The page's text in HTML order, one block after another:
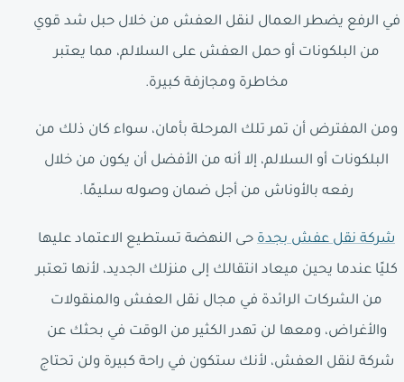
في الرفع يضطر العمال لنقل العفش من خلال حبل شد قوي
من البلكونات أو حمل العفش على السلالم، مما يعتبر
مخاطرة ومجازفة كبيرة.
ومن المفترض أن تمر تلك المرحلة بأمان، سواء كان ذلك من
البلكونات أو السلالم، إلا أنه من الأفضل أن يكون من خلال
رفعه بالأوناش من أجل ضمان وصوله سليمًا.
شركة نقل عفش بجدة حى النهضة تستطيع الاعتماد عليها
كليًا عندما يحين ميعاد انتقالك إلى منزلك الجديد، لأنها تعتبر
من الشركات الرائدة في مجال نقل العفش والمنقولات
والأغراض، ومعها لن تهدر الكثير من الوقت في بحثك عن
شركة لنقل العفش، لأنك ستكون في راحة كبيرة ولن تحتاج